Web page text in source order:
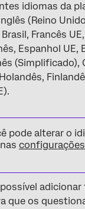
idiomas da
(Reino
Francês
Espanhol UE,
(Simplificado),
pode alterar o
que os